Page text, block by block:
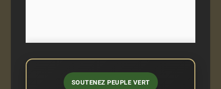
SOUTENEZ PEUPLE VERT